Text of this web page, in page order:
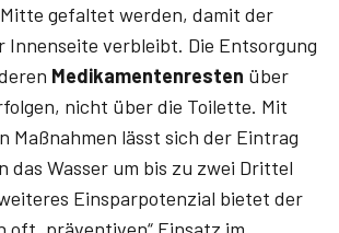
gefaltet werden, damit der
verbleibt. Die Entsorgung
Medikamentenresten über
nicht über die Toilette. Mit
Maßnahmen lässt sich der Eintrag
das Wasser um bis zu zwei Drittel
Einsparpotenzial bietet der